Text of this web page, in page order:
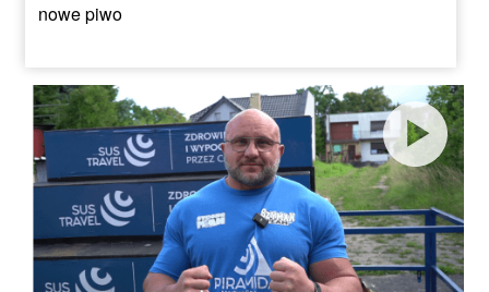
nowe piwo